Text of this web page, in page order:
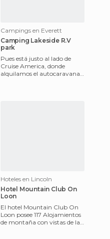
Campings en Everett
Camping Lakeside R.V
park
Pues está justo al lado de
Cruise America, donde
alquilamos el autocaravana.
Hoteles en Lincoln
Hotel Mountain Club On
Loon
El hotel Mountain Club On
Loon posee 117 Alojamientos
de montaña con vistas de las